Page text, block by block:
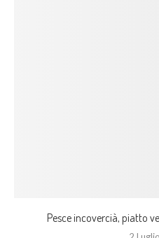
Pesce incovercià, piatto